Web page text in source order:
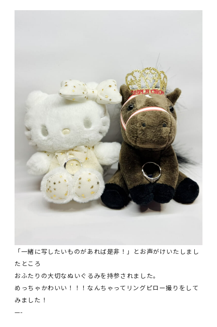
「一緒に写したいものがあれば是非！」とお声がけいたしまし
たところ
おふたりの大切なぬいぐるみを持参されました。
めっちゃかわいい！！！なんちゃってリングピロー撮りをして
みました！
—-